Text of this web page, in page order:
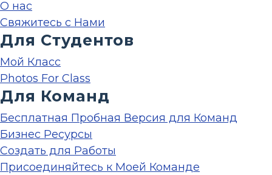
О нас
Свяжитесь с Нами
Для Студентов
Мой Класс
Photos For Class
Для Команд
Бесплатная Пробная Версия для Команд
Бизнес Ресурсы
Создать для Работы
Присоединяйтесь к Моей Команде